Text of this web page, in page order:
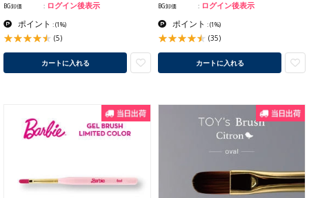
BG卸価 ログイン後表示
ポイント :(1%)
(5)
カートに入れる
BG卸価 ログイン後表示
ポイント :(1%)
(35)
カートに入れる